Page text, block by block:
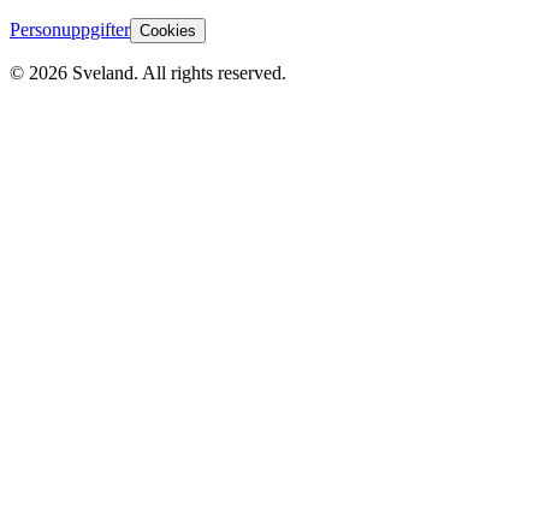
Personuppgifter Cookies
© 2026 Sveland. All rights reserved.